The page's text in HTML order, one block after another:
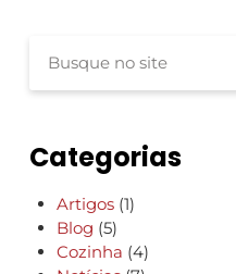
Categorias
Artigos (1)
Blog (5)
Cozinha (4)